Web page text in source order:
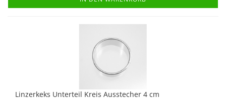
Linzerkeks Unterteil Kreis Ausstecher 4 cm